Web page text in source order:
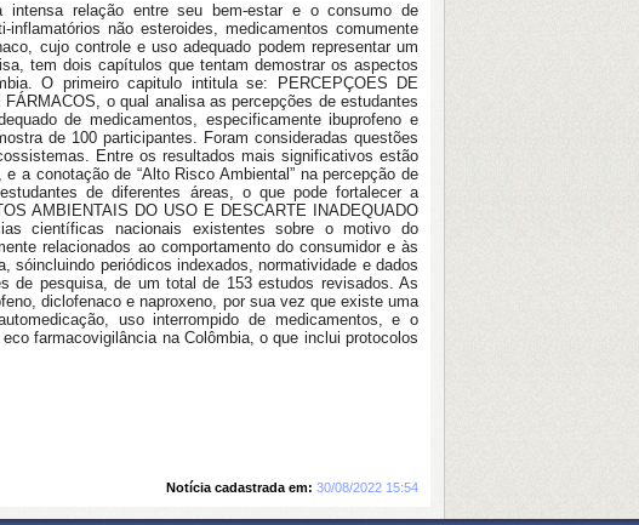
intensa relação entre seu bem-estar e o consumo de
não esteroides, medicamentos comumente
cujo controle e uso adequado podem representar um
tem dois capítulos que tentam demostrar os aspectos
O primeiro capitulo intitula se: PERCEPÇOES DE
o qual analisa as percepções de estudantes
de medicamentos, especificamente ibuprofeno e
de 100 participantes. Foram consideradas questões
Entre os resultados mais significativos estão
a conotação de “Alto Risco Ambiental” na percepção de
de diferentes áreas, o que pode fortalecer a
AMBIENTAIS DO USO E DESCARTE INADEQUADO
científicas nacionais existentes sobre o motivo do
relacionados ao comportamento do consumidor e às
sóincluindo periódicos indexados, normatividade e dados
de pesquisa, de um total de 153 estudos revisados. As
diclofenaco e naproxeno, por sua vez que existe uma
uso interrompido de medicamentos, e o
farmacovigilância na Colômbia, o que inclui protocolos
Notícia cadastrada em: 30/08/2022 15:54